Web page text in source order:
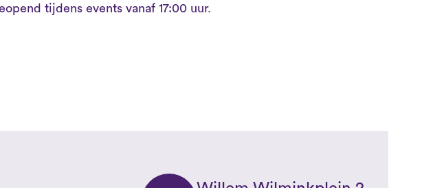
tijdens events vanaf 17:00 uur.